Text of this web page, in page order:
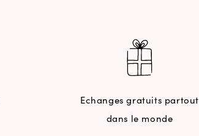
Echanges gratuits partout
dans le monde